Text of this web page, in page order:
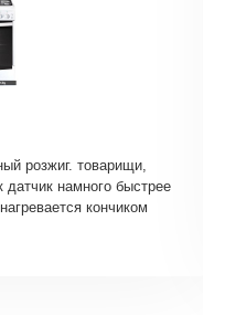
розжиг. товарищи,
датчик намного быстрее
кончиком
большом огне. сам в